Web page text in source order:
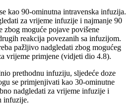
kao 90-ominutna intravenska infuzija.
za vrijeme infuzije i najmanje 90
moguće pojave povišene
reakcija povezanih sa infuzijom.
pažljivo nadgledati zbog mogućeg
vrijeme primjene (vidjeti dio 4.8).
prethodnu infuziju, sljedeće doze
se primjenjivati kao 30-ominutne
nadgledati za vrijeme infuzije i
infuzije.